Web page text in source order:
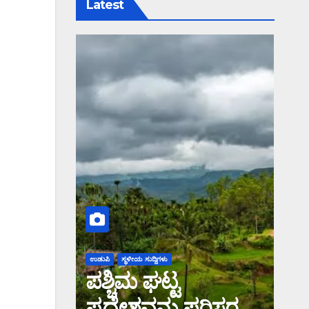
Latest
ಉಡುಪಿ ಸ್ಥಳೀಯ ಸುದ್ದಿಗಳು
ಪಶ್ಚಿಮ ಘಟ್ಟ